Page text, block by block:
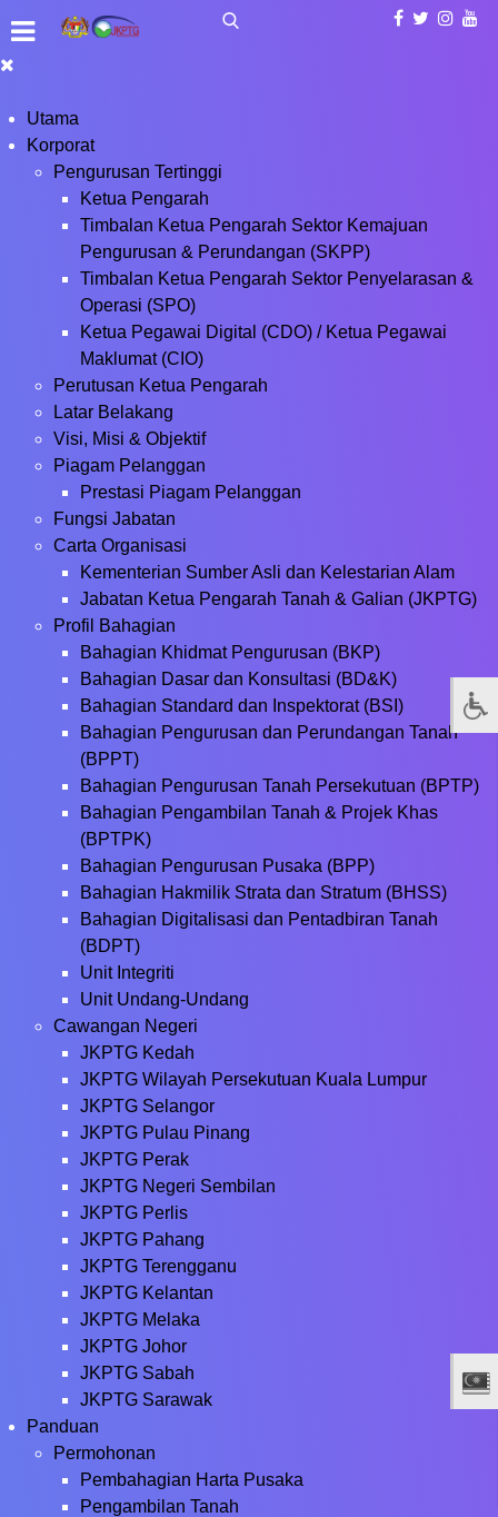
Utama
Korporat
Pengurusan Tertinggi
Ketua Pengarah
Timbalan Ketua Pengarah Sektor Kemajuan
Pengurusan & Perundangan (SKPP)
Timbalan Ketua Pengarah Sektor Penyelarasan &
Operasi (SPO)
Ketua Pegawai Digital (CDO) / Ketua Pegawai
Maklumat (CIO)
Perutusan Ketua Pengarah
Latar Belakang
Visi, Misi & Objektif
Piagam Pelanggan
Prestasi Piagam Pelanggan
Fungsi Jabatan
Carta Organisasi
Kementerian Sumber Asli dan Kelestarian Alam
Jabatan Ketua Pengarah Tanah & Galian (JKPTG)
Profil Bahagian
Bahagian Khidmat Pengurusan (BKP)
Bahagian Dasar dan Konsultasi (BD&K)
Bahagian Standard dan Inspektorat (BSI)
Bahagian Pengurusan dan Perundangan Tanah
(BPPT)
Bahagian Pengurusan Tanah Persekutuan (BPTP)
Bahagian Pengambilan Tanah & Projek Khas
(BPTPK)
Bahagian Pengurusan Pusaka (BPP)
Bahagian Hakmilik Strata dan Stratum (BHSS)
Bahagian Digitalisasi dan Pentadbiran Tanah
(BDPT)
Unit Integriti
Unit Undang-Undang
Cawangan Negeri
JKPTG Kedah
JKPTG Wilayah Persekutuan Kuala Lumpur
JKPTG Selangor
JKPTG Pulau Pinang
JKPTG Perak
JKPTG Negeri Sembilan
JKPTG Perlis
JKPTG Pahang
JKPTG Terengganu
JKPTG Kelantan
JKPTG Melaka
JKPTG Johor
JKPTG Sabah
JKPTG Sarawak
Panduan
Permohonan
Pembahagian Harta Pusaka
Pengambilan Tanah